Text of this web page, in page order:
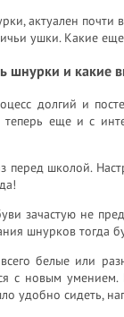
актуален
ушки. Какие
шнурки и какие
долгий и
еще и с
перед школой.
зачастую не
шнурков тогда
белые или
с новым
удобно сидеть,